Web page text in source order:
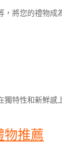
將您的禮物
特性和新鮮感
物推薦